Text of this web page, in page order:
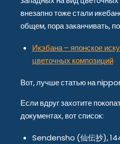
внезапно тоже стали
общем, пора заканчивать,
Икэбана – японское
цветочных композиций
Вот, лучше статью на
Если вдруг захотите
документах, вот список:
Sendensho (仙伝抄),